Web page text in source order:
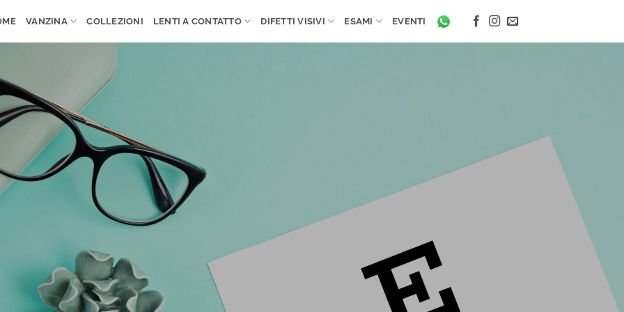
VANZINA COLLEZIONI LENTI A CONTATTO DIFETTI VISIVI ESAMI EVENTI